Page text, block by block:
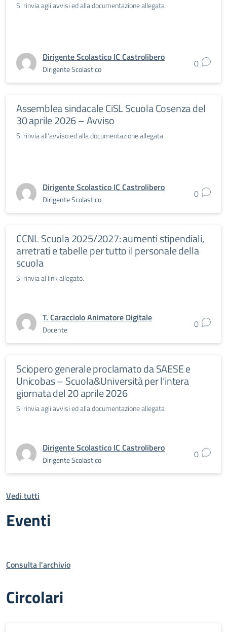
Si rinvia agli avvisi ed alla documentazione allegata
Dirigente Scolastico IC Castrolibero
Dirigente Scolastico 0
Assemblea sindacale CiSL Scuola Cosenza del
30 aprile 2026 – Avviso
Si rinvia all'avviso ed alla documentazione allegata
Dirigente Scolastico IC Castrolibero
Dirigente Scolastico 0
CCNL Scuola 2025/2027: aumenti stipendiali,
arretrati e tabelle per tutto il personale della
scuola
Si rinvia al link allegato.
T. Caracciolo Animatore Digitale
Docente 0
Sciopero generale proclamato da SAESE e
Unicobas – Scuola&Università per l’intera
giornata del 20 aprile 2026
Si rinvia agli avvisi ed alla documentazione allegata
Dirigente Scolastico IC Castrolibero
Dirigente Scolastico 0
Vedi tutti
Eventi
Consulta l'archivio
Circolari